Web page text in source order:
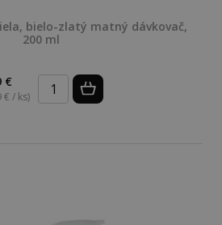
bielo-zlatý matný dávkovač,
200 ml
€
€ / ks)